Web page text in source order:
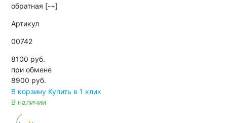
обратная [-+]
Артикул
00742
8100 руб.
при обмене
8900 руб.
В корзину Купить в 1 клик
В наличии